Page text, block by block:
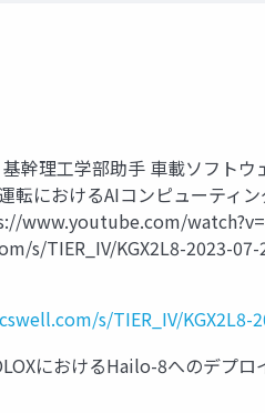
幹理工学部助手 車載ソフト
転におけるAIコンピューティ
www.youtube.com/
s/TIER_IV/KGX2L8-2023-07-
s/TIER_IV/KGX2L8-
におけるHailo-8へのデプ